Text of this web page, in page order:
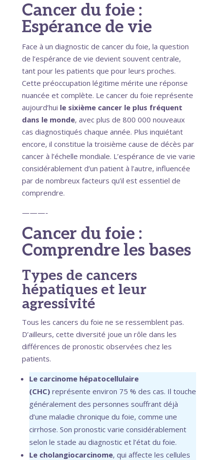
Cancer du foie :
Espérance de vie
Face à un diagnostic de cancer du foie, la question
de l’espérance de vie devient souvent centrale,
tant pour les patients que pour leurs proches.
Cette préoccupation légitime mérite une réponse
nuancée et complète. Le cancer du foie représente
aujourd’hui le sixième cancer le plus fréquent
dans le monde, avec plus de 800 000 nouveaux
cas diagnostiqués chaque année. Plus inquiétant
encore, il constitue la troisième cause de décès par
cancer à l’échelle mondiale. L’espérance de vie varie
considérablement d’un patient à l’autre, influencée
par de nombreux facteurs qu’il est essentiel de
comprendre.
———-
Cancer du foie :
Comprendre les bases
Types de cancers
hépatiques et leur
agressivité
Tous les cancers du foie ne se ressemblent pas.
D’ailleurs, cette diversité joue un rôle dans les
différences de pronostic observées chez les
patients.
Le carcinome hépatocellulaire
(CHC)représente environ 75 % des cas. Il touche
généralement des personnes souffrant déjà
d’une maladie chronique du foie, comme une
cirrhose. Son pronostic varie considérablement
selon le stade au diagnostic et l’état du foie.
Le cholangiocarcinome, qui affecte les cellules